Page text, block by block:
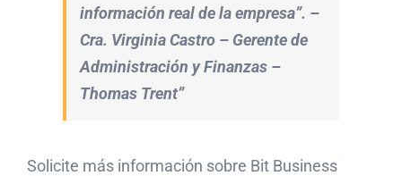
información real de la empresa”. –
Cra. Virginia Castro – Gerente de
Administración y Finanzas –
Thomas Trent”
Solicite más información sobre Bit Business